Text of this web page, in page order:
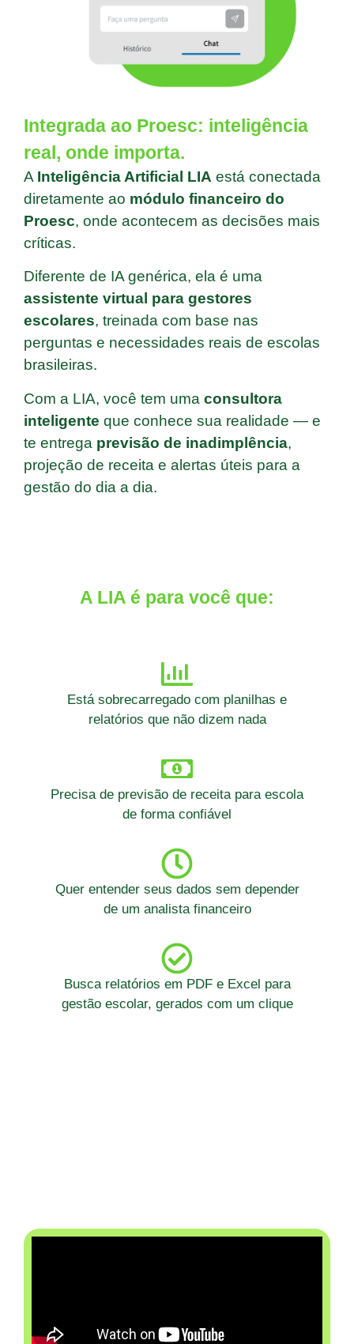
Integrada ao Proesc: inteligência
real, onde importa.
A Inteligência Artificial LIA está conectada
diretamente ao módulo financeiro do
Proesc, onde acontecem as decisões mais
críticas.
Diferente de IA genérica, ela é uma
assistente virtual para gestores
escolares, treinada com base nas
perguntas e necessidades reais de escolas
brasileiras.
Com a LIA, você tem uma consultora
inteligente que conhece sua realidade — e
te entrega previsão de inadimplência,
projeção de receita e alertas úteis para a
gestão do dia a dia.
A LIA é para você que:
Está sobrecarregado com planilhas e
relatórios que não dizem nada
Precisa de previsão de receita para escola
de forma confiável
Quer entender seus dados sem depender
de um analista financeiro
Busca relatórios em PDF e Excel para
gestão escolar, gerados com um clique